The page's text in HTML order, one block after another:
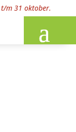
m 31 oktober.